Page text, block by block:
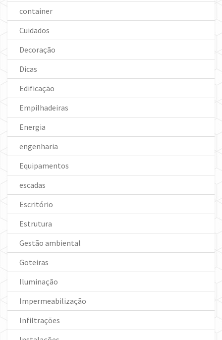
container
Cuidados
Decoração
Dicas
Edificação
Empilhadeiras
Energia
engenharia
Equipamentos
escadas
Escritório
Estrutura
Gestão ambiental
Goteiras
Iluminação
Impermeabilização
Infiltrações